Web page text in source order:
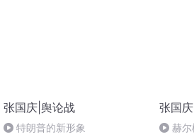
张国庆|舆论战
特朗普的新形象
张国
赫尔